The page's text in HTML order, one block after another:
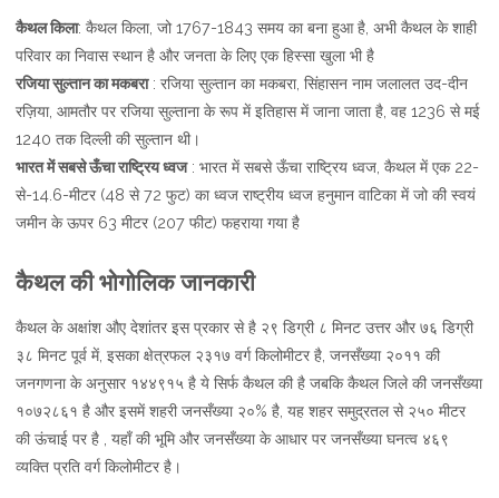
कैथल किला: कैथल किला, जो 1767-1843 समय का बना हुआ है, अभी कैथल के शाही
परिवार का निवास स्थान है और जनता के लिए एक हिस्सा खुला भी है
रजिया सुल्तान का मकबरा: रजिया सुल्तान का मकबरा, सिंहासन नाम जलालत उद-दीन
रज़िया, आमतौर पर रजिया सुल्ताना के रूप में इतिहास में जाना जाता है, वह 1236 से मई
1240 तक दिल्ली की सुल्तान थी।
भारत में सबसे ऊँचा राष्ट्रिय ध्वज: भारत में सबसे ऊँचा राष्ट्रिय ध्वज, कैथल में एक 22-
से-14.6-मीटर (48 से 72 फुट) का ध्वज राष्ट्रीय ध्वज हनुमान वाटिका में जो की स्वयं
जमीन के ऊपर 63 मीटर (207 फीट) फहराया गया है
कैथल की भोगोलिक जानकारी
कैथल के अक्षांश औए देशांतर इस प्रकार से है २९ डिग्री ८ मिनट उत्तर और ७६ डिग्री
३८ मिनट पूर्व में, इसका क्षेत्रफल २३१७ वर्ग किलोमीटर है, जनसँख्या २०११ की
जनगणना के अनुसार १४४९१५ है ये सिर्फ कैथल की है जबकि कैथल जिले की जनसँख्या
१०७२८६१ है और इसमें शहरी जनसँख्या २०% है, यह शहर समुद्रतल से २५० मीटर
की ऊंचाई पर है , यहाँ की भूमि और जनसँख्या के आधार पर जनसँख्या घनत्व ४६९
व्यक्ति प्रति वर्ग किलोमीटर है।